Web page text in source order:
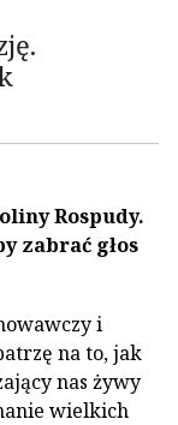
Rospudy.
zabrać głos
i
na to, jak
nas żywy
wielkich